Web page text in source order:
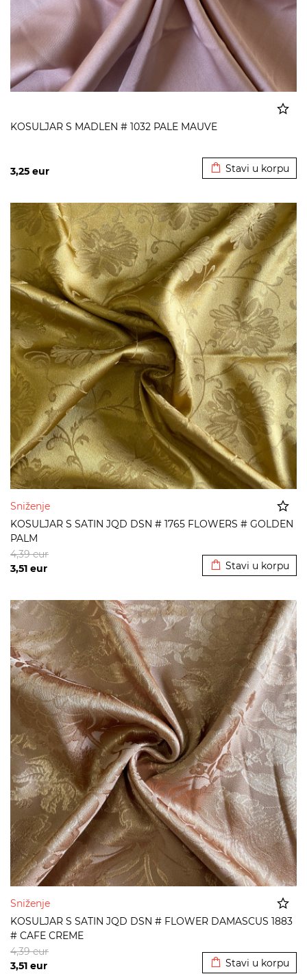
KOSULJAR S MADLEN # 1032 PALE MAUVE
3,25 eur Stavi u korpu
Sniženje
KOSULJAR S SATIN JQD DSN # 1765 FLOWERS # GOLDEN
PALM
3,51 eur
4,39eur
Stavi u korpu
Sniženje
KOSULJAR S SATIN JQD DSN # FLOWER DAMASCUS 1883
# CAFE CREME
3,51 eur
4,39eur
Stavi u korpu